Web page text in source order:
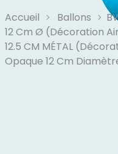
Accueil Ballons
12 Cm Ø (Décoration
12.5 CM MÉTAL
Opaque 12 Cm